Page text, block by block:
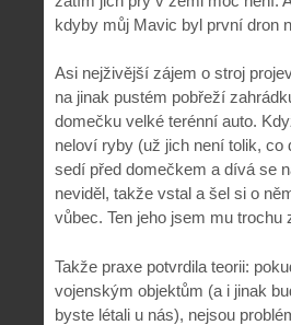
kdyby můj Mavic byl první dron
Asi nejživější zájem o stroj
na jinak pustém pobřeží
domečku velké terénní auto.
neloví ryby (už jich není tolik,
sedí před domečkem a dívá se
neviděl, takže vstal a šel si o
vůbec. Ten jeho jsem mu trochu
Takže praxe potvrdila teorii:
vojenským objektům (a i jinak
byste létali u nás), nejsou